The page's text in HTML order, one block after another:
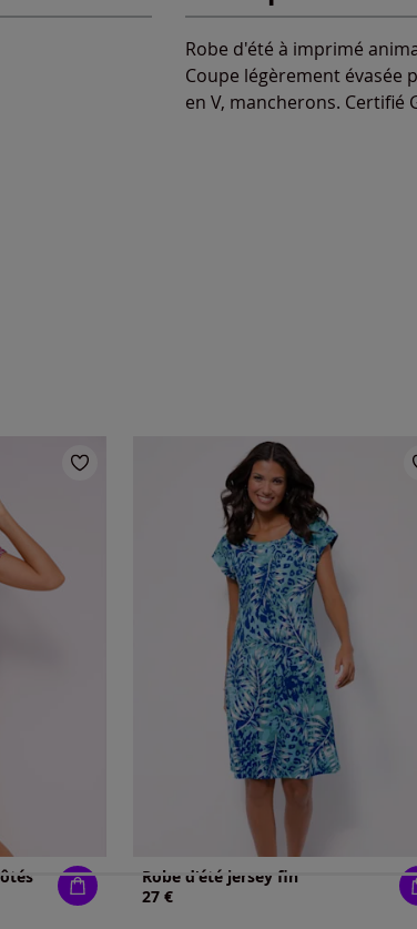
Robe d'été à imprimé
Coupe légèrement évasée
en V, mancherons. Certifié
Robe d'été jersey fin
27 €